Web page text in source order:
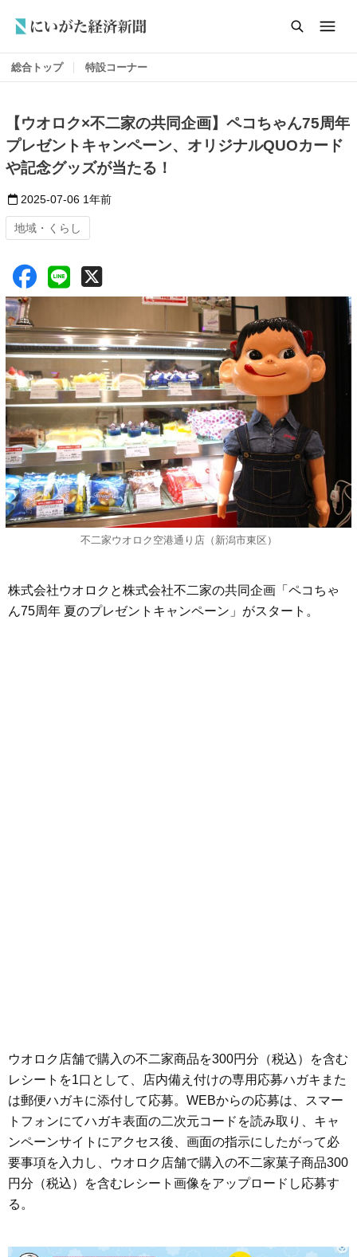
総合トップ 特設コーナー
【ウオロク×不二家の共同企画】ペコちゃん75周年
プレゼントキャンペーン、オリジナルQUOカード
や記念グッズが当たる！
2025-07-06 1年前
地域・くらし
不二家ウオロク空港通り店（新潟市東区）
株式会社ウオロクと株式会社不二家の共同企画「ペコちゃ
ん75周年 夏のプレゼントキャンペーン」がスタート。
ウオロク店舗で購入の不二家商品を300円分（税込）を含む
レシートを1口として、店内備え付けの専用応募ハガキまた
は郵便ハガキに添付して応募。WEBからの応募は、スマー
トフォンにてハガキ表面の二次元コードを読み取り、キャ
ンペーンサイトにアクセス後、画面の指示にしたがって必
要事項を入力し、ウオロク店舗で購入の不二家菓子商品300
円分（税込）を含むレシート画像をアップロードし応募す
る。